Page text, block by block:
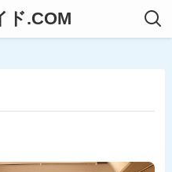
ド.COM